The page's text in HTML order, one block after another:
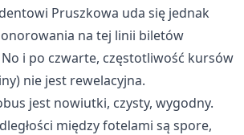
Pruszkowa uda się jednak
na tej linii biletów
i po czwarte, częstotliwość kursów
nie jest rewelacyjna.
jest nowiutki, czysty, wygodny.
między fotelami są spore,